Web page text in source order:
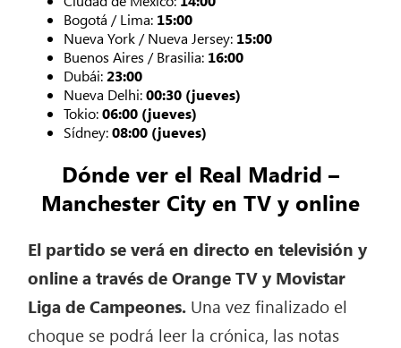
Bogotá / Lima: 15:00
Nueva York / Nueva Jersey: 15:00
Buenos Aires / Brasilia: 16:00
Dubái:23:00
Nueva Delhi:00:30 (jueves)
Tokio:06:00 (jueves)
Sídney:08:00 (jueves)
Dónde ver el Real Madrid –
Manchester City en TV y online
El partido se verá en directo en televisión y
online a través de Orange TV y Movistar
Liga de Campeones. Una vez finalizado el
choque se podrá leer la crónica, las notas